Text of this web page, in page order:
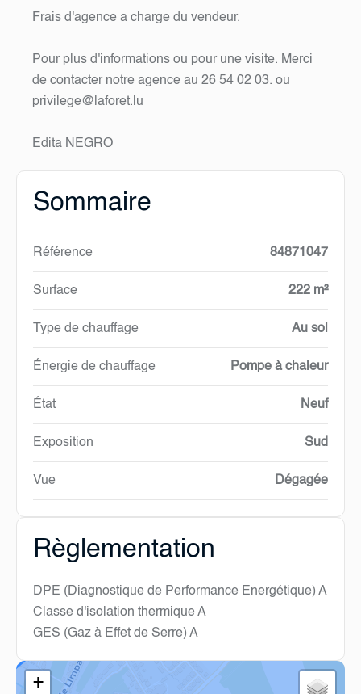
Frais d'agence a charge du vendeur.
Pour plus d'informations ou pour une visite. Merci
de contacter notre agence au 26 54 02 03. ou
privilege@laforet.lu
Edita NEGRO
Sommaire
Référence 84871047
Surface 222 m²
Type de chauffage Au sol
Énergie de chauffage Pompe à chaleur
État Neuf
Exposition Sud
Vue Dégagée
Règlementation
DPE (Diagnostique de Performance Energétique)A
Classe d'isolation thermiqueA
GES (Gaz à Effet de Serre)A
+